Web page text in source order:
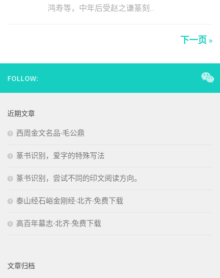
鸿寿等，中年后受赵之谦篆刻...
下一页 »
FOLLOW:
近期文章
西周金文名品-毛公鼎
篆书识别，爱字的特殊写法
篆书识别，尝试不同的印文阅读方向。
泰山经石峪金刚经-北齐-免费下载
高百年墓志-北齐-免费下载
文章归档